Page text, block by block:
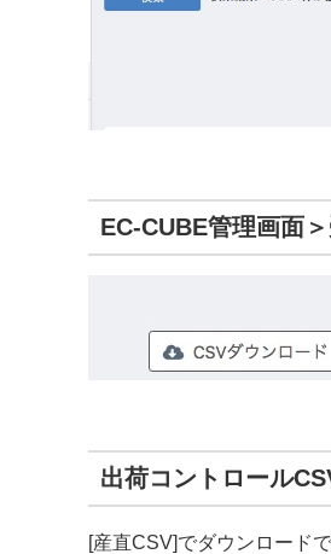
EC-CUBE管理画面
出荷コントロール
[産直CSV]でダウンロード